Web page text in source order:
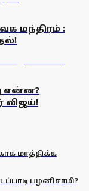
மந்திரம் :
என்ன?
விஜய்!
மாத்திக்க
பழனிசாமி?